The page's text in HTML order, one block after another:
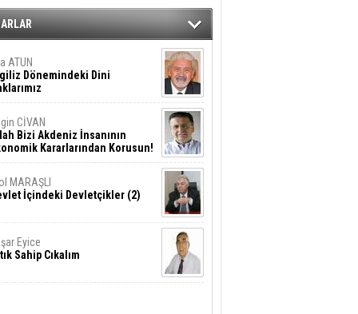
ATUN
Dönemindeki Dini
CİVAN
Bizi Akdeniz İnsanının
Kararlarından Korusun!
MARAŞLI
İçindeki Devletçikler (2)
Eyice
Sahip Cıkalım